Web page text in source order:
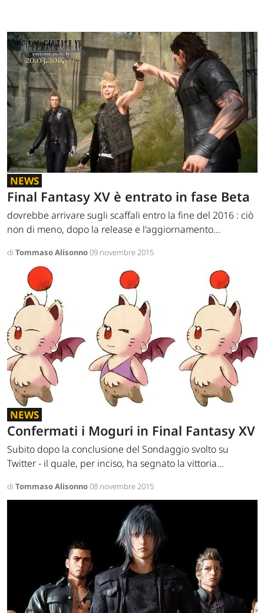
NEWS
Final Fantasy XV è entrato in fase Beta
dovrebbe arrivare sugli scaffali entro la fine del 2016 : ciò
non di meno, dopo la release e l'aggiornamento...
di Tommaso Alisonno09 novembre 2015
NEWS
Confermati i Moguri in Final Fantasy XV
Subito dopo la conclusione del Sondaggio svolto su
Twitter - il quale, per inciso, ha segnato la vittoria...
di Tommaso Alisonno08 novembre 2015